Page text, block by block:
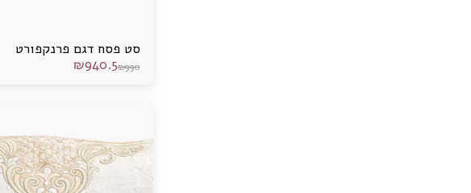
סט פסח דגם פרנקפורט
₪990
₪940.5